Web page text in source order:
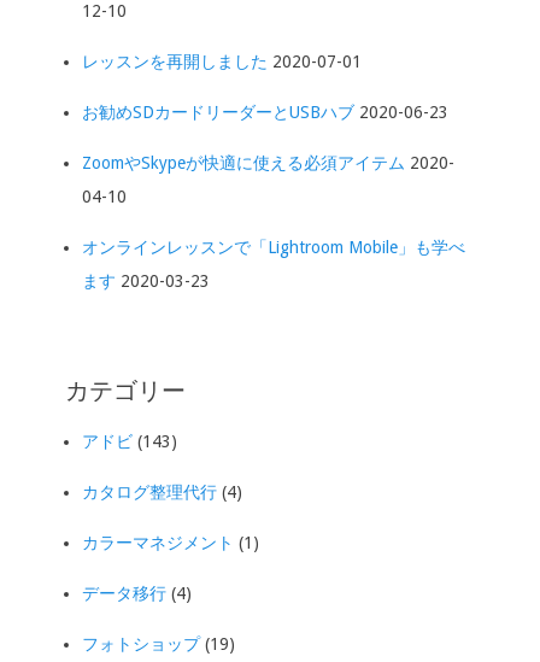
12-10
レッスンを再開しました 2020-07-01
お勧めSDカードリーダーとUSBハブ 2020-06-23
ZoomやSkypeが快適に使える必須アイテム 2020-
04-10
オンラインレッスンで「Lightroom Mobile」も学べ
ます 2020-03-23
カテゴリー
アドビ (143)
カタログ整理代行 (4)
カラーマネジメント (1)
データ移行 (4)
フォトショップ(19)